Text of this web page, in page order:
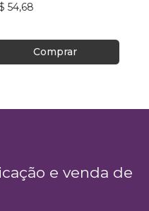
54,68
Comprar
e venda de